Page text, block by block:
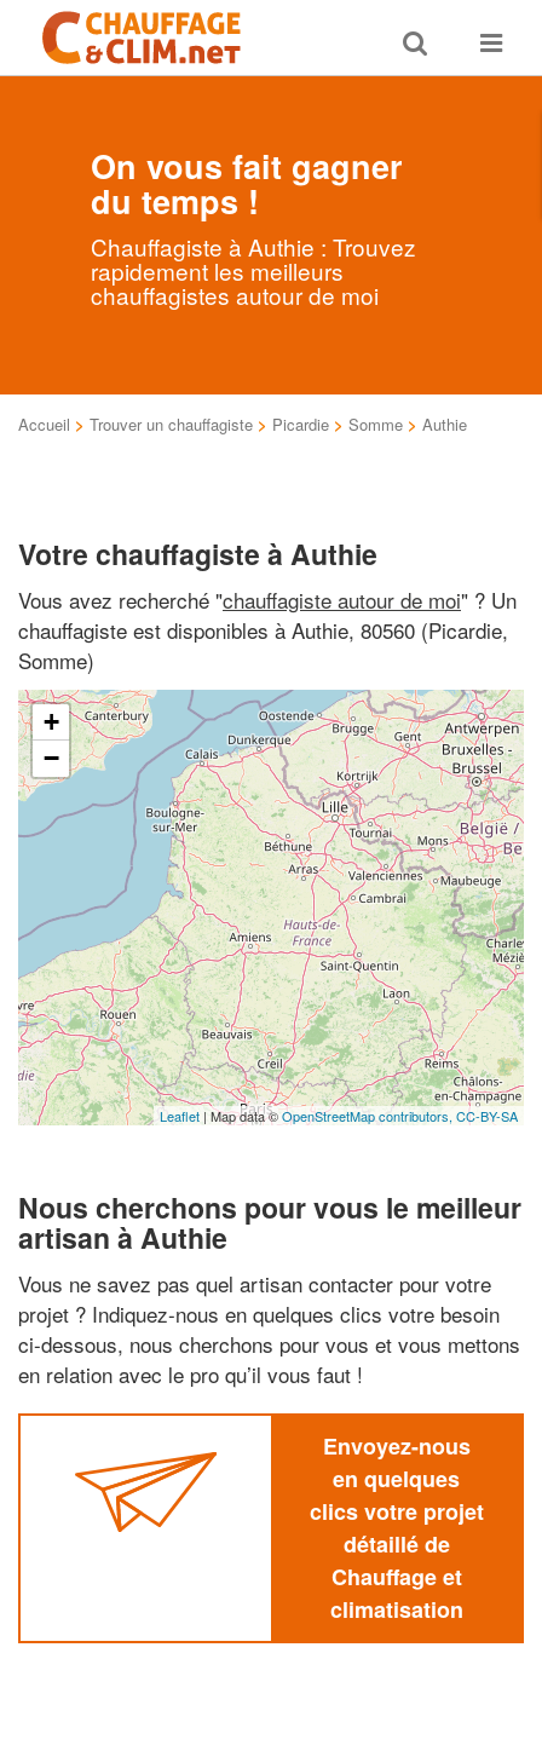
Toggle
search
Toggle
On vous fait gagner
du temps !
Chauffagiste à Authie : Trouvez
rapidement les meilleurs
chauffagistes autour de moi
Accueil > Trouver un chauffagiste > Picardie > Somme > Authie
Votre chauffagiste à Authie
Vous avez recherché "chauffagiste autour de moi" ? Un
chauffagiste est disponibles à Authie, 80560 (Picardie,
Somme)
+
−
Leaflet | Map data ©OpenStreetMap contributors, CC-BY-SA
Nous cherchons pour vous le meilleur
artisan à Authie
Vous ne savez pas quel artisan contacter pour votre
projet ? Indiquez-nous en quelques clics votre besoin
ci-dessous, nous cherchons pour vous et vous mettons
en relation avec le pro qu’il vous faut !
Envoyez-nous
en quelques
clics votre projet
détaillé de
Chauffage et
climatisation